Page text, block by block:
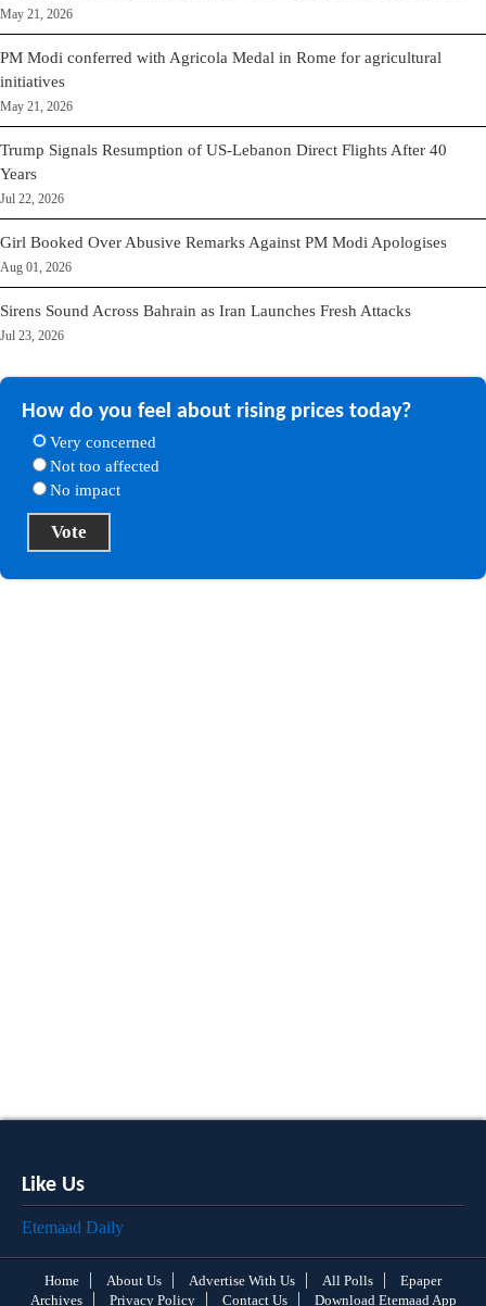
May 21, 2026
PM Modi conferred with Agricola Medal in Rome for agricultural
initiatives
May 21, 2026
Trump Signals Resumption of US-Lebanon Direct Flights After 40
Years
Jul 22, 2026
Girl Booked Over Abusive Remarks Against PM Modi Apologises
Aug 01, 2026
Sirens Sound Across Bahrain as Iran Launches Fresh Attacks
Jul 23, 2026
How do you feel about rising prices today?
Very concerned
Not too affected
No impact
Like Us
Etemaad Daily
Home About Us Advertise With Us All Polls
Epaper
Archives
Privacy Policy Contact Us Download Etemaad App